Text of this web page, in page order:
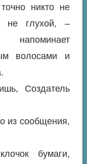
никто не
не глухой, –
напоминает
волосами и
Создатель
из сообщения,
бумаги,